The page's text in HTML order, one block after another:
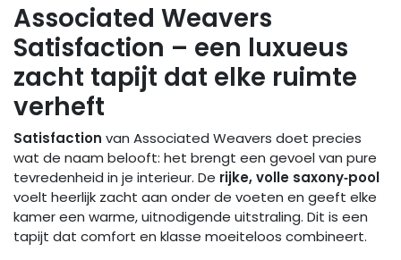
Associated Weavers
Satisfaction – een luxueus
zacht tapijt dat elke ruimte
verheft
Satisfaction van Associated Weavers doet precies
wat de naam belooft: het brengt een gevoel van pure
tevredenheid in je interieur. De rijke, volle saxony‑pool
voelt heerlijk zacht aan onder de voeten en geeft elke
kamer een warme, uitnodigende uitstraling. Dit is een
tapijt dat comfort en klasse moeiteloos combineert.